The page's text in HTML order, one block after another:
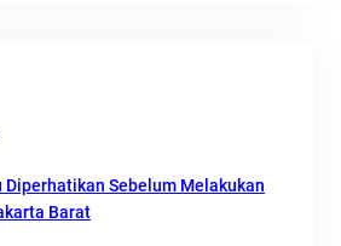
Diperhatikan Sebelum Melakukan
Barat